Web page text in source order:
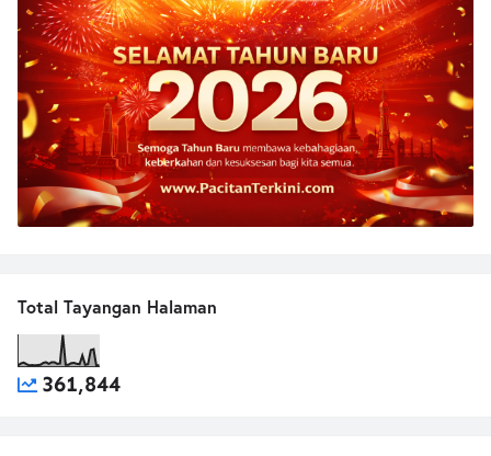
Total Tayangan Halaman
361,844